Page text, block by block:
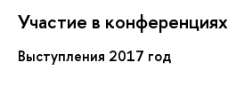
Участие в
Выступления 2017 год